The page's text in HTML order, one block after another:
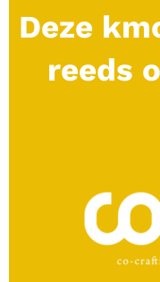
Deze
reeds